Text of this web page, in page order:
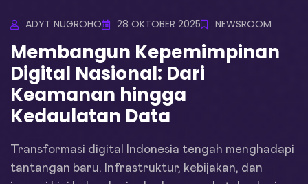
ADYT NUGROHO 28 OKTOBER 2025 NEWSROOM
Membangun Kepemimpinan
Digital Nasional: Dari
Keamanan hingga
Kedaulatan Data
Transformasi digital Indonesia tengah menghadapi
tantangan baru. Infrastruktur, kebijakan, dan